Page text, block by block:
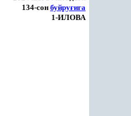
134-сон буйруғига
1-ИЛОВА